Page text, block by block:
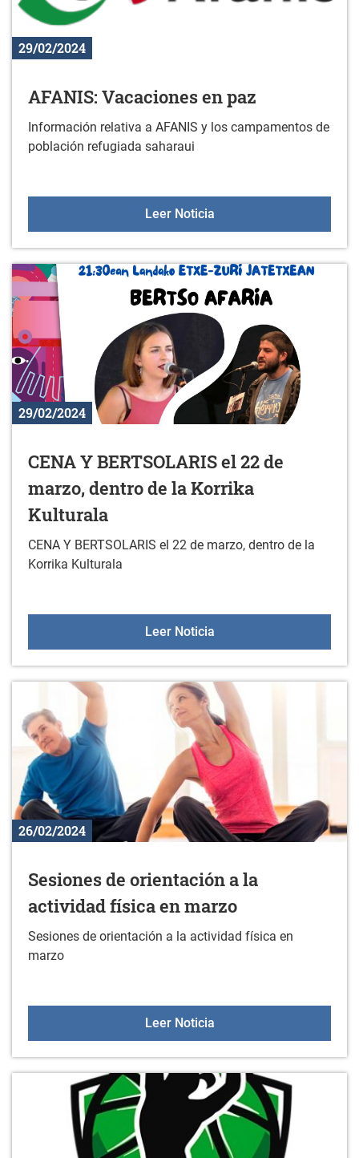
29/02/2024
AFANIS: Vacaciones en paz
Información relativa a AFANIS y los campamentos de
población refugiada saharaui
Leer NoticiaAFANIS: Vacaciones en
29/02/2024
CENA Y BERTSOLARIS el 22 de
marzo, dentro de la Korrika
Kulturala
CENA Y BERTSOLARIS el 22 de marzo, dentro de la
Korrika Kulturala
Leer NoticiaCENA Y BERTSOLARIS
26/02/2024
Sesiones de orientación a la
actividad física en marzo
Sesiones de orientación a la actividad física en
marzo
Leer NoticiaSesiones de orientación